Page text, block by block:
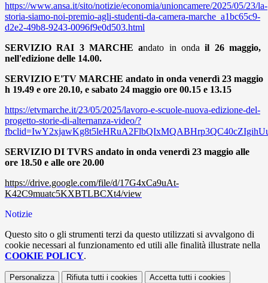
https://www.ansa.it/sito/notizie/economia/unioncamere/2025/05/23/la-
storia-siamo-noi-premio-agli-studenti-da-camera-marche_a1bc65c9-
d2e2-49b8-9243-0096f9e0d503.html
SERVIZIO RAI 3 MARCHE andato in onda il 26 maggio,
nell'edizione delle 14.00.
SERVIZIO E'TV MARCHE andato in onda venerdì 23 maggio
h 19.49 e ore 20.10, e sabato 24 maggio ore 00.15 e 13.15
https://etvmarche.it/23/05/2025/lavoro-e-scuole-nuova-edizione-del-
progetto-storie-di-alternanza-video/?
SERVIZIO DI TVRS andato in onda venerdì 23 maggio alle
ore 18.50 e alle ore 20.00
https://drive.google.com/file/d/17G4xCa9uAt-
K42C9muatc5KXBTLBCXt4/view
Notizie
Questo sito o gli strumenti terzi da questo utilizzati si avvalgono di
cookie necessari al funzionamento ed utili alle finalità illustrate nella
COOKIE POLICY.
Personalizza Rifiuta tutti i cookies Accetta tutti i cookies